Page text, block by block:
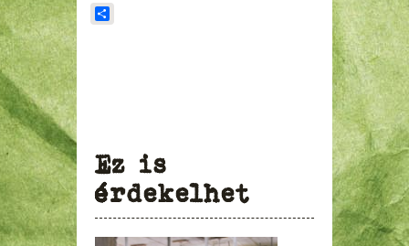
Ez is
érdekelhet